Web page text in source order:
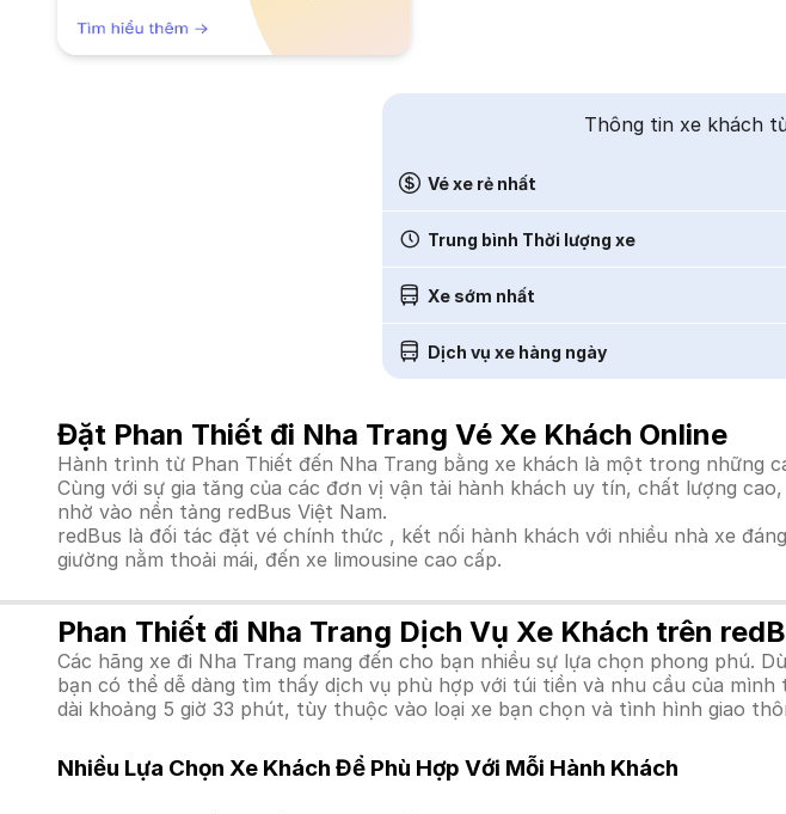
Thông tin xe khách
Vé xe rẻ nhất
Trung bình Thời lượng xe
Xe sớm nhất
Dịch vụ xe hàng ngày
Đặt Phan Thiết đi Nha Trang Vé Xe Khách Online
Hành trình từ Phan Thiết đến Nha Trang bằng xe khách là một trong những
Cùng với sự gia tăng của các đơn vị vận tải hành khách uy tín, chất lượng
nhờ vào nền tảng redBus Việt Nam.
redBus là đối tác đặt vé chính thức , kết nối hành khách với nhiều nhà xe
giường nằm thoải mái, đến xe limousine cao cấp.
Phan Thiết đi Nha Trang Dịch Vụ Xe Khách trên
Các hãng xe đi Nha Trang mang đến cho bạn nhiều sự lựa chọn phong phú.
bạn có thể dễ dàng tìm thấy dịch vụ phù hợp với túi tiền và nhu cầu của
dài khoảng 5 giờ 33 phút, tùy thuộc vào loại xe bạn chọn và tình hình giao
Nhiều Lựa Chọn Xe Khách Để Phù Hợp Với Mỗi Hành Khách